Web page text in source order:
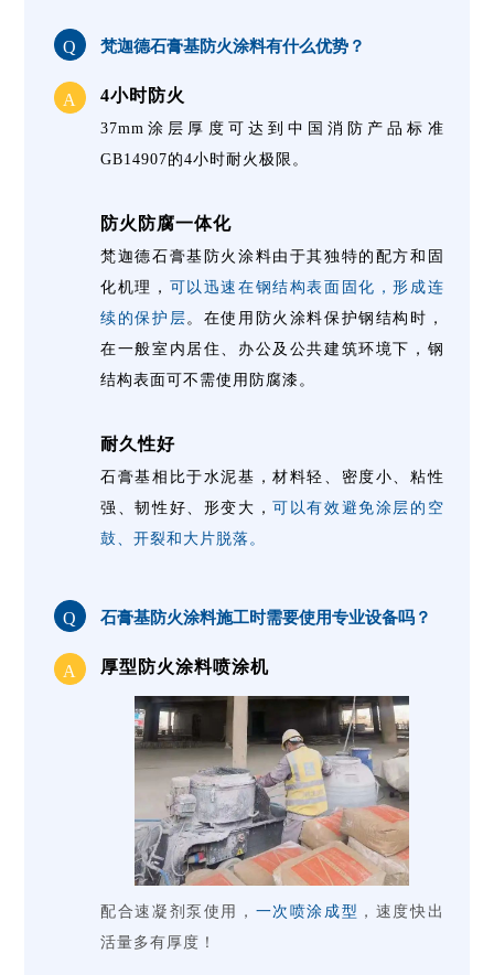
Q 梵迦德石膏基防火涂料有什么优势？
A 4小时防火
37mm涂层厚度可达到中国消防产品标准
GB14907的4小时耐火极限。
防火防腐一体化
梵迦德石膏基防火涂料由于其独特的配方和固
化机理， 可以迅速在钢结构表面固化，形成连
续的保护层。在使用防火涂料保护钢结构时，
在一般室内居住、办公及公共建筑环境下，钢
结构表面可不需使用防腐漆。
耐久性好
石膏基相比于水泥基，材料轻、密度小、粘性
强、韧性好、形变大，可以有效避免涂层的空
鼓、开裂和大片脱落。
Q 石膏基防火涂料施工时需要使用专业设备吗？
A 厚型防火涂料喷涂机
配合速凝剂泵使用， 一次喷涂成型 ，速度快出
活量多有厚度！